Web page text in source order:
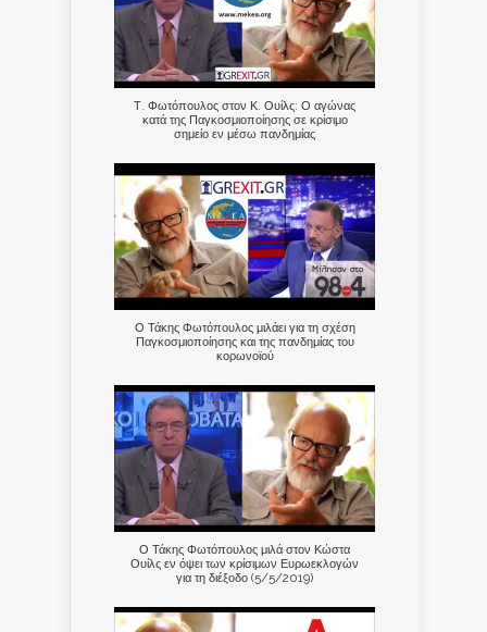
Τ. Φωτόπουλος στον Κ. Ουίλς: Ο αγώνας
κατά της Παγκοσμιοποίησης σε κρίσιμο
σημείο εν μέσω πανδημίας
Ο Τάκης Φωτόπουλος μιλάει για τη σχέση
Παγκοσμιοποίησης και της πανδημίας του
κορωνοϊού
Ο Τάκης Φωτόπουλος μιλά στον Κώστα
Ουίλς εν όψει των κρίσιμων Ευρωεκλογών
για τη διέξοδο (5/5/2019)